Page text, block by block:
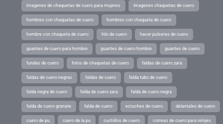
imagenes de chaquetas de cuero para mujeres imagenes chaquetas de cuero
hombres con chaquetas de cuero hombres con chaqueta de cuero
hombre con chaqueta de cuero hilo de cuero hacer pulseras de cuero
guantes de cuero para hombre guantes de cuero hombre guantes de cuero
fundas de cuero fotos de chaquetas de cuero faldas de cuero zara
faldas de cuero negras faldas de cuero falda tubo de cuero
falda negra de cuero falda de cuero zara falda de cuero negra
falda de cuero granate falda de cuero estuches de cuero delantales de cuero
cuero de pu cuero de la pu cuchillos de cuero correas de cuero para relojes